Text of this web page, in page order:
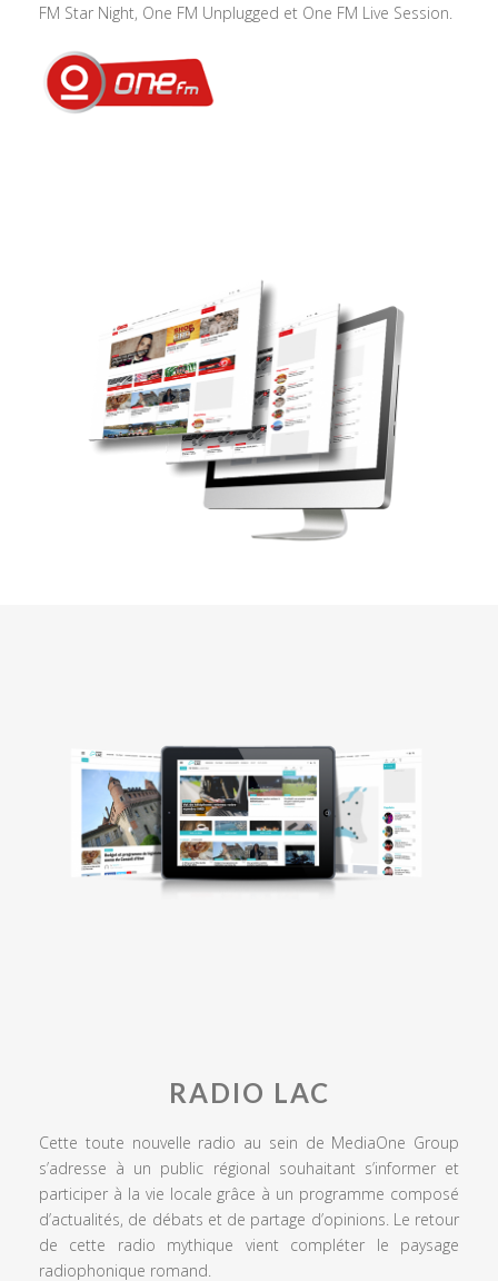
FM Star Night, One FM Unplugged et One FM Live Session.
RADIO LAC
Cette toute nouvelle radio au sein de MediaOne Group
s’adresse à un public régional souhaitant s’informer et
participer à la vie locale grâce à un programme composé
d’actualités, de débats et de partage d’opinions. Le retour
de cette radio mythique vient compléter le paysage
radiophonique romand.